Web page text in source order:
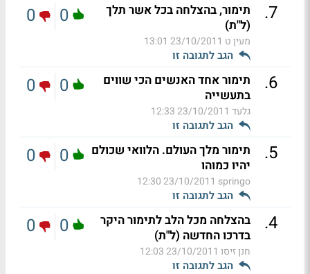
7
.
תימור, בהצלחה בכל אשר תלך
(ל"ת)
מעין ט 23/10/2011 13:01
הגב לתגובה זו
0
0
6
.
תימור אחד האנשים הכי שווים
בתעשייה
גלעד 23/10/2011 12:33
הגב לתגובה זו
0
0
5
.
תימור מלך העולם. הלוואי שכולם
יהיו כמוהו
springo
23/10/2011 12:30
הגב לתגובה זו
0
0
4
.
בהצלחה מכל הלב לתימור היקר
בדרכו החדשה (ל"ת)
חנן זיסו 23/10/2011 12:03
הגב לתגובה זו
0
0